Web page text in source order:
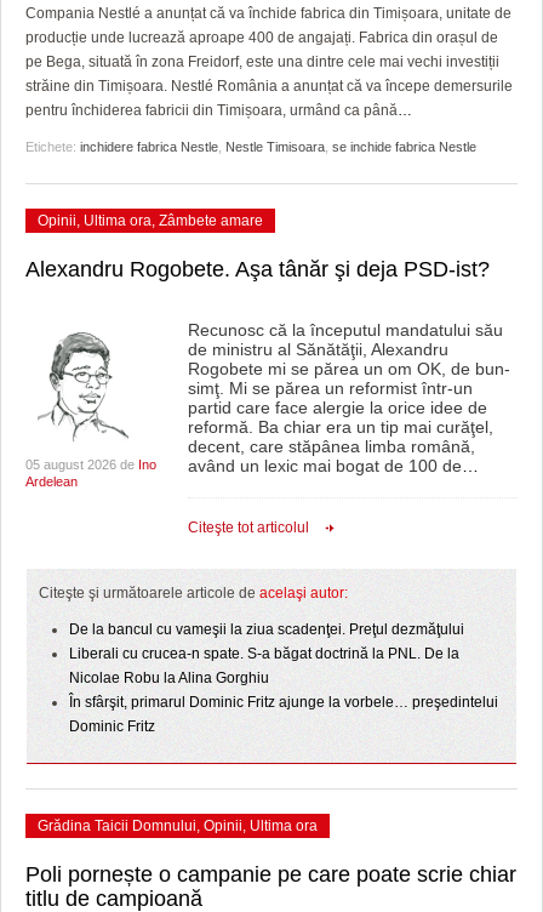
GRĂDINA TAICII DOMNULUI
ZIARISTU’ DE TERASĂ
CU OIŞTEA-N KIERKEGAARD
FINANŢĂRI DE LA A LA Z
CRONICĂ DE FILM
UNDE MERGEM
FILME DOCUMENTARE
CLIPURI VIDEO
ACCIDENTE
ANUNŢURI
INFO SI UTILE
CULTURA
CLIPURI VIDEO
JOCURI ONLINE
FARMACII DIN TIMIŞOARA
LICEE, ŞCOLI ŞI GRĂDINIŢE DIN TIMIŞ
PRIMĂRIILE DIN TIMIŞ
SFATUL MEDICULUI
Compania Nestlé a anunțat că va închide fabrica din Timișoara, unitate de
producție unde lucrează aproape 400 de angajați. Fabrica din orașul de
pe Bega, situată în zona Freidorf, este una dintre cele mai vechi investiții
străine din Timișoara. Nestlé România a anunțat că va începe demersurile
pentru închiderea fabricii din Timișoara, urmând ca până
Etichete: inchidere fabrica Nestle Nestle Timisoara se inchide fabrica Nestle
Opinii Ultima ora Zâmbete amare
Alexandru Rogobete. Aşa tânăr şi deja PSD-ist?
05 august 2026 de Ino
Ardelean
Recunosc că la începutul mandatului său
de ministru al Sănătăţii, Alexandru
Rogobete mi se părea un om OK, de bun-
simţ. Mi se părea un reformist într-un
partid care face alergie la orice idee de
reformă. Ba chiar era un tip mai curăţel,
decent, care stăpânea limba română,
având un lexic mai bogat de 100 de…
Citeşte tot articolul
Citeşte şi următoarele articole de acelaşi autor:
De la bancul cu vameşii la ziua scadenţei. Preţul dezmăţului
Liberali cu crucea-n spate. S-a băgat doctrină la PNL. De la
Nicolae Robu la Alina Gorghiu
În sfârşit, primarul Dominic Fritz ajunge la vorbele… preşedintelui
Dominic Fritz
Grădina Taicii Domnului Opinii Ultima ora
Poli pornește o campanie pe care poate scrie chiar
titlu de campioană